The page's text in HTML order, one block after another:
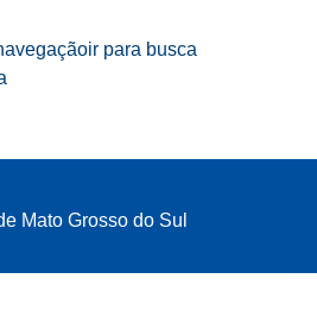
navegaçãoir para busca
Mato Grosso do Sul